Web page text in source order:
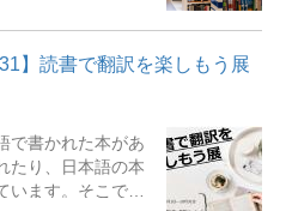
『見たこともない
鼻とにおいの文化
オン、レディ・ガ
ちの秘密 : 香りと
: イラストで読み
の図鑑』『マンガ
疑問50 : ヒトにフ
いは嗅ぎ分けられ
では、NHKシリー
ブックス、岩波
くてわかりやすい
識がなくても楽
ださい。 展示期
年12月12日(金)
階 展示コーナー
】読書で翻訳を楽しもう展
で書かれた本があ
たり、日本語の本
ます。そこで今